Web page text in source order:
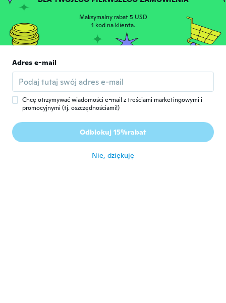
J Rok dołączenia 2018 · 180 opinie przesłane
items come folded so they required
hydrating and then opening which leads to
and arrived in good condition. You can buy
specimens already open for easier
mounting on Wish from other vendors to
avoid the issues.
Kristy
Rok dołączenia 2020 · 110 opinie
Maksymalny rabat 5 USD
1 kod na klienta.
Adres e-mail
Chcę otrzymywać wiadomości e-mail z treściami marketingowymi i
promocyjnymi (tj. oszczędnościami!)
Odblokuj 15%rabat
Nie, dziękuję